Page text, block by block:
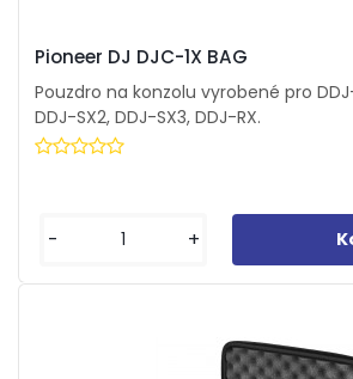
Pioneer DJ DJC-1X BAG
​Pouzdro na konzolu vyrobené pro
DDJ-SX2, DDJ-SX3, DDJ-RX.
- +